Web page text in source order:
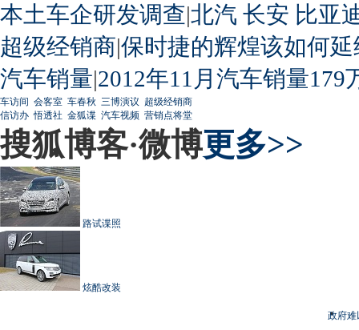
本土车企研发调查|北汽 长安 比亚
超级经销商|保时捷的辉煌该如何延
汽车销量|2012年11月汽车销量179
车访间 会客室 车春秋 三博演议 超级经销商
信访办 悟透社 金狐谍 汽车视频 营销点将堂
搜狐博客·微博更多>>
路试谍照
炫酷改装
政府难